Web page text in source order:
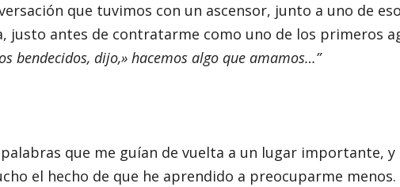
que tuvimos con un ascensor, junto a uno de
justo antes de contratarme como uno de los primeros
bendecidos, dijo,» hacemos algo que amamos…”
que me guían de vuelta a un lugar importante, y
el hecho de que he aprendido a preocuparme menos.